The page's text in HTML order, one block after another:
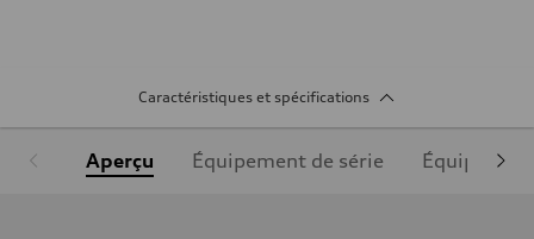
Caractéristiques et spécifications
Aperçu Équipement de série